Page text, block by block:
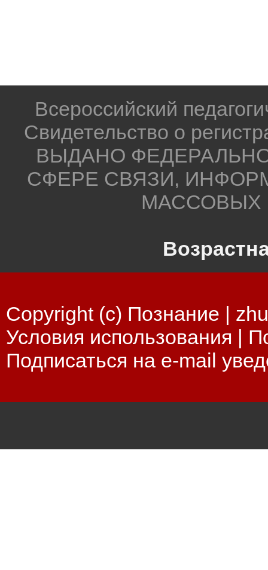
Всероссийский
Свидетельство о
ВЫДАНО
СФЕРЕ СВЯЗИ,
МАССОВЫХ
Copyright (c) Познание |
Условия использования |
Подписаться на e-mail